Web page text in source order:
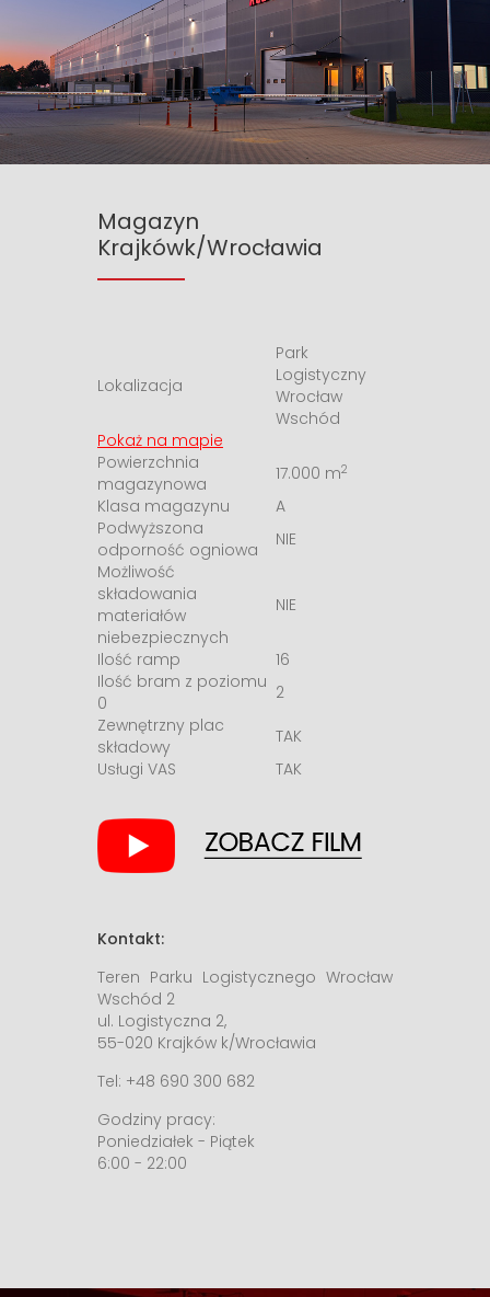
Magazyn
Krajkówk/Wrocławia
Lokalizacja
Park
Logistyczny
Wrocław
Wschód
Pokaż na mapie
Powierzchnia
magazynowa
17.000 m2
Klasa magazynu
A
Podwyższona
odporność ogniowa
NIE
Możliwość
składowania
materiałów
niebezpiecznych
NIE
Ilość ramp
16
Ilość bram z poziomu
0
2
Zewnętrzny plac
składowy
TAK
Usługi VAS
TAK
Kontakt:
Teren Parku Logistycznego Wrocław
Wschód 2
ul. Logistyczna 2,
55-020 Krajków k/Wrocławia
Tel: +48 690 300 682
Godziny pracy:
Poniedziałek - Piątek
6:00 - 22:00